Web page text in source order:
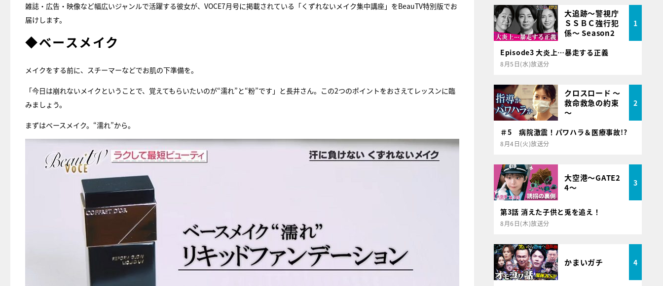
雑誌・広告・映像など幅広いジャンルで活躍する彼女が、VOCE7月号に掲載されている「くずれないメイク集中講座」をBeauTV特別版でお
届けします。
◆ベースメイク
メイクをする前に、スチーマーなどでお肌の下準備を。
「今日は崩れないメイクということで、覚えてもらいたいのが“濡れ”と“粉”です」と長井さん。この2つのポイントをおさえてレッスンに臨
みましょう。
まずはベースメイク。“濡れ”から。
大追跡～警視庁
ＳＳＢＣ強行犯
係～ Season2
1
Episode3 大炎上…暴走する正義
8月5日(水)放送分
クロスロード ～
救命救急の約束
～
2
＃5 病院激震！パワハラ＆医療事故!?
8月4日(火)放送分
大空港～GATE2
4～
3
第3話 消えた子供と兎を追え！
8月6日(木)放送分
かまいガチ 4